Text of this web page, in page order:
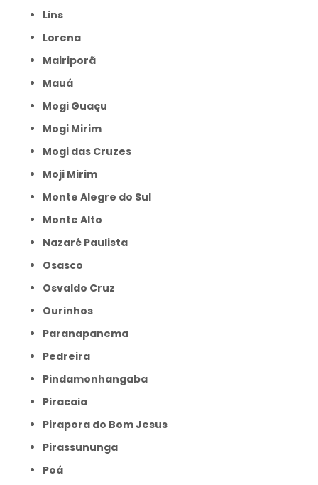
Lins
Lorena
Mairiporã
Mauá
Mogi Guaçu
Mogi Mirim
Mogi das Cruzes
Moji Mirim
Monte Alegre do Sul
Monte Alto
Nazaré Paulista
Osasco
Osvaldo Cruz
Ourinhos
Paranapanema
Pedreira
Pindamonhangaba
Piracaia
Pirapora do Bom Jesus
Pirassununga
Poá